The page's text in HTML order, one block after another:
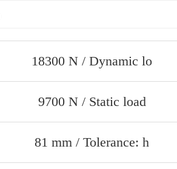
18300 N / Dynamic lo
9700 N / Static load
81 mm / Tolerance: h